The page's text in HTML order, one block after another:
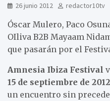
26 junio 2012 redactor10tv
Óscar Mulero, Paco
OIliva B2B Mayaam
que pasarán por el
Amnesia Ibiza Festival
15 de septiembre de 2012
un encuentro sin